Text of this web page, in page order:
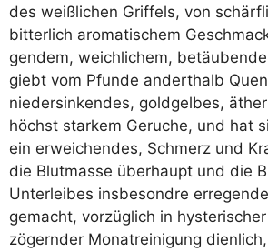
des weiß­li­chen Grif­fels, von
bit­ter­lich aro­ma­ti­schem
gen­dem, weich­li­chem,
gie­bt vom Pfun­de andert­halb
nie­der­sin­ken­des, gold­gel­bes,
höchst star­kem Geru­che, und hat
ein erwei­chen­des, Schmerz und
die Blut­mas­se über­haupt und die
Unter­lei­bes ins­be­sond­re
gemacht, vor­züg­lich in
zögern­der Monat­rei­ni­gung